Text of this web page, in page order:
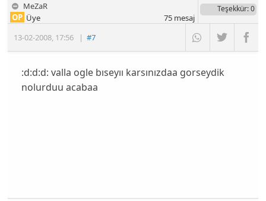
MeZaR
13-02-2008, 17:56 |#7
OP Üye
Teşekkür: 0
75mesaj
:d:d:d: valla ogle bıseyıı karsınızdaa gorseydik
nolurduu acabaa